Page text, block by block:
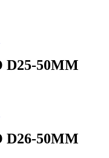
D25-50MM
D26-50MM